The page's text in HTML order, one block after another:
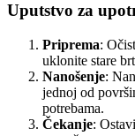
Uputstvo za
Priprema:
uklonite stare
Nanošenje:
jednoj od
potrebama.
Čekanje: